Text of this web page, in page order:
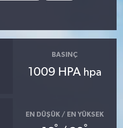
BASINÇ
1009 HPA hpa
EN DÜŞÜK / EN YÜKSEK